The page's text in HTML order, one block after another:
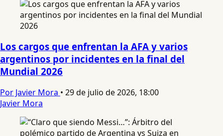
Los cargos que enfrentan la AFA y varios
argentinos por incidentes en la final del
Mundial 2026
Por Javier Mora • 29 de julio de 2026, 18:00
Javier Mora